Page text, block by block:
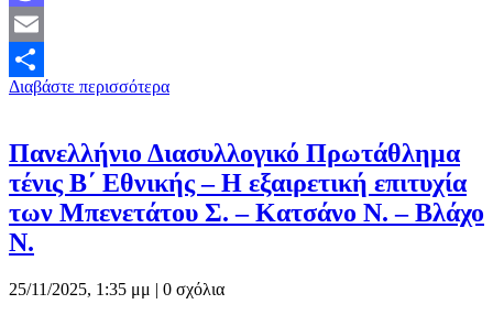
Mastodon
Email
Μοιραστείτε
Διαβάστε περισσότερα
Πανελλήνιο Διασυλλογικό Πρωτάθλημα
τένις Β΄ Εθνικής – Η εξαιρετική επιτυχία
των Μπενετάτου Σ. – Κατσάνο Ν. – Βλάχο
Ν.
25/11/2025, 1:35 μμ | 0 σχόλια